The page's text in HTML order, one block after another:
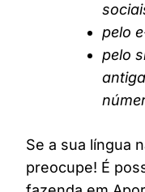
pelo
pelo
Se a sua língua
preocupe! É